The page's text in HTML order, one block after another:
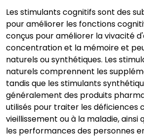
Les stimulants cognitifs sont des
pour améliorer les fonctions
conçus pour améliorer la vivacité
concentration et la mémoire et
naturels ou synthétiques. Les
naturels comprennent les
tandis que les stimulants
généralement des produits
utilisés pour traiter les déficiences
vieillissement ou à la maladie, ainsi
les performances des personnes